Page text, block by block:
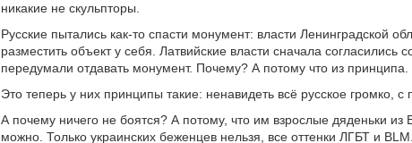
никакие не скульпторы.
Русские пытались как-то спасти монумент: власти Ленинградской
разместить объект у себя. Латвийские власти сначала согласились
передумали отдавать монумент. Почему? А потому что из принципа.
Это теперь у них принципы такие: ненавидеть всё русское громко, с
А почему ничего не боятся? А потому, что им взрослые дяденьки
можно. Только украинских беженцев нельзя, все оттенки ЛГБТ и